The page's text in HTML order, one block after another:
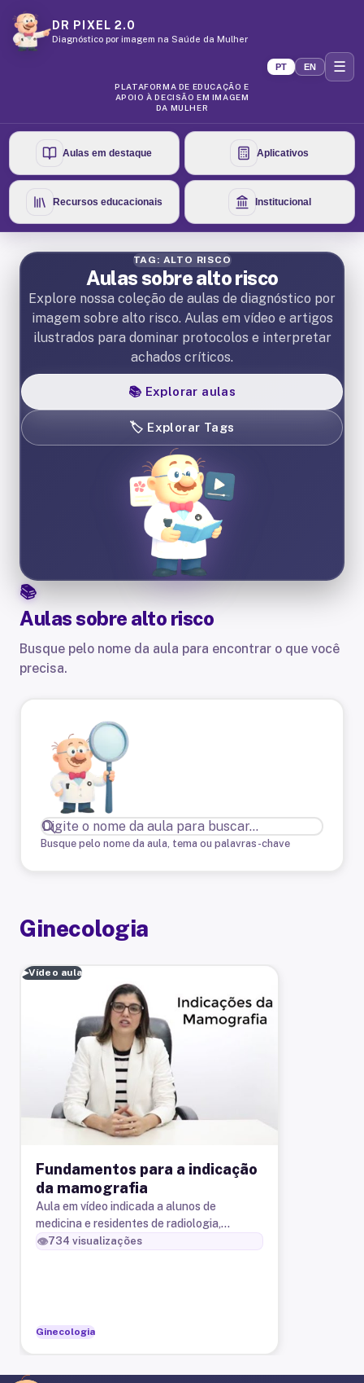
DR PIXEL 2.0
Diagnóstico por imagem na Saúde da Mulher
PLATAFORMA DE EDUCAÇÃO E
APOIO À DECISÃO EM IMAGEM
DA MULHER
PT EN ☰
Aulas em destaque Aplicativos
Recursos educacionais Institucional
TAG: ALTO RISCO
Aulas sobre alto risco
Explore nossa coleção de aulas de diagnóstico por
imagem sobre alto risco. Aulas em vídeo e artigos
ilustrados para dominar protocolos e interpretar
achados críticos.
📚 Explorar aulas
🏷️ Explorar Tags
Aulas sobre alto risco
Busque pelo nome da aula para encontrar o que você
precisa.
Busque pelo nome da aula, tema ou palavras-chave
Ginecologia
▶Vídeo aula
Fundamentos para a indicação
da mamografia
Aula em vídeo indicada a alunos de
medicina e residentes de radiologia,
ginecologia e obstetricia e mastologia.
👁️734 visualizações
Ginecologia